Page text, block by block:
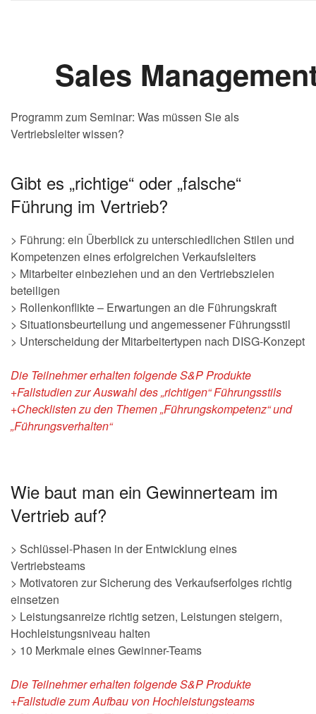
Programm zum Seminar: Was müssen Sie als
Vertriebsleiter wissen?
Gibt es „richtige“ oder „falsche“
Führung im Vertrieb?
> Führung: ein Überblick zu unterschiedlichen Stilen und
Kompetenzen eines erfolgreichen Verkaufsleiters
> Mitarbeiter einbeziehen und an den Vertriebszielen
beteiligen
> Rollenkonflikte – Erwartungen an die Führungskraft
> Situationsbeurteilung und angemessener Führungsstil
> Unterscheidung der Mitarbeitertypen nach DISG-Konzept
Die Teilnehmer erhalten folgende S&P Produkte
+Fallstudien zur Auswahl des „richtigen“ Führungsstils
+Checklisten zu den Themen „Führungskompetenz“ und
„Führungsverhalten“
Wie baut man ein Gewinnerteam im
Vertrieb auf?
> Schlüssel-Phasen in der Entwicklung eines
Vertriebsteams
> Motivatoren zur Sicherung des Verkaufserfolges richtig
einsetzen
> Leistungsanreize richtig setzen, Leistungen steigern,
Hochleistungsniveau halten
> 10 Merkmale eines Gewinner-Teams
Die Teilnehmer erhalten folgende S&P Produkte
+Fallstudie zum Aufbau von Hochleistungsteams